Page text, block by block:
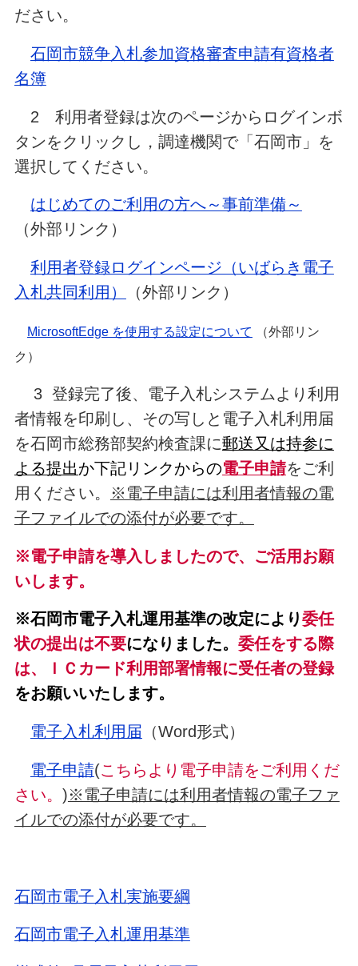
ださい。
石岡市競争入札参加資格審査申請有資格者
名簿
2 利用者登録は次のページからログインボ
タンをクリックし，調達機関で「石岡市」を
選択してください。
はじめてのご利用の方へ～事前準備～
（外部リンク）
利用者登録ログインページ（いばらき電子
入札共同利用）
（外部リンク）
MicrosoftEdge を使用する設定について
（外部リン
ク）
3 登録完了後、電子入札システムより利用
者情報を印刷し、その写しと電子入札利用届
を石岡市総務部契約検査課に郵送又は持参に
よる提出か下記リンクからの電子申請をご利
用ください。
※電子申請には利用者情報の電
子ファイルでの添付が必要です。
※電子申請を導入しましたので、ご活用お願
いします。
※石岡市電子入札運用基準の改定により委任
状の提出は不要になりました。 委任をする際
は、ＩＣカード利用部署情報に受任者の登録
をお願いいたします。
電子入札利用届 （Word形式）
電子申請(こちらより電子申請をご利用くだ
さい。 )※電子申請には利用者情報の電子ファ
イルでの添付が必要です。
石岡市電子入札実施要綱
石岡市電子入札運用基準